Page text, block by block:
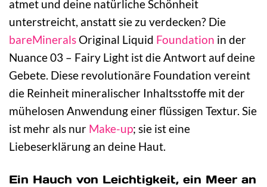
atmet und deine natürliche Schönheit
unterstreicht, anstatt sie zu verdecken? Die
bareMinerals Original Liquid Foundation in der
Nuance 03 – Fairy Light ist die Antwort auf deine
Gebete. Diese revolutionäre Foundation vereint
die Reinheit mineralischer Inhaltsstoffe mit der
mühelosen Anwendung einer flüssigen Textur. Sie
ist mehr als nur Make-up; sie ist eine
Liebeserklärung an deine Haut.
Ein Hauch von Leichtigkeit, ein Meer an